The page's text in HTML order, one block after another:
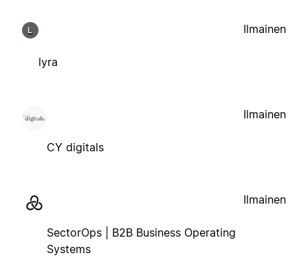
L
lyra
Ilmainen
CY digitals
Ilmainen
SectorOps | B2B Business Operating
Systems
Ilmainen